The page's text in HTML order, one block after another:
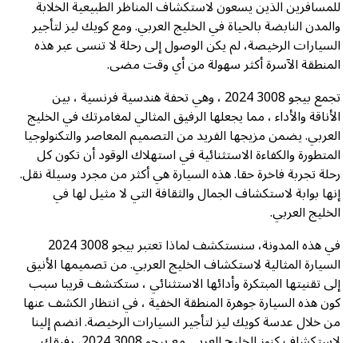
للمسافرين الذين يسعون لاستكشاف المناظر الطبيعية الخلابة
والمدن النابضة بالحياة في الخليج العربي. ومع كويك ليز لتأجير
السيارات الرخيصة، لم يكن الوصول إلى رحلة لا تنسى عبر هذه
المنطقة الآسرة أكثر سهولة من أي وقت مضى.
تجمع بيجو 3008 2024 ، وهي تحفة هندسية فرنسية ، بين
الأناقة والأداء ، مما يجعلها الرفيق المثالي لمغامرتك في الخليج
العربي. يضمن مزيجها الفريد من التصميم المعاصر والتكنولوجيا
المتطورة والكفاءة الاستثنائية في استهلاك الوقود أن تكون كل
رحلة تجربة فاخرة حقا. هذه السيارة هي أكثر من مجرد وسيلة نقل.
إنها بوابة لاستكشاف الجمال والثقافة التي لا مثيل لها في
الخليج العربي.
في هذه المدونة، سنستكشف لماذا تعتبر بيجو 3008 2024
السيارة المثالية لاستكشاف الخليج العربي. من تصميمها الأنيق
إلى تقنيتها المبتكرة وأدائها الاستثنائي ، ستكتشف قريبا سبب
كون هذه السيارة جوهرة المنطقة الخفية ، في انتظار الكشف عنها
من خلال عدسة كويك ليز لتأجير السيارات الرخيصة. انضم إلينا